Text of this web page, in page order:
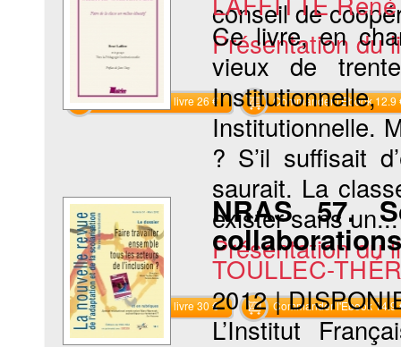
conseil de
Présentation du
Commander le livre 26 € Commander l'Ebook 12.9
Ce livre, en
vieux de
Institutionnelle.
? S’il suffisait
saurait. La
exister sans un...
Présentation du
Commander le livre 30 € Commander l'Ebook 14.9
NRAS 57.
collaborations
TOULLEC-
2012|
L’Institut